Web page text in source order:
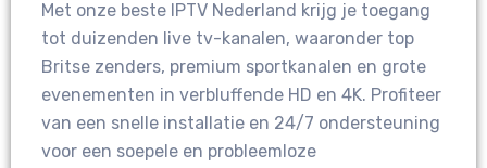
Met onze beste IPTV Nederland krijg je toegang
tot duizenden live tv-kanalen, waaronder top
Britse zenders, premium sportkanalen en grote
evenementen in verbluffende HD en 4K. Profiteer
van een snelle installatie en 24/7 ondersteuning
voor een soepele en probleemloze